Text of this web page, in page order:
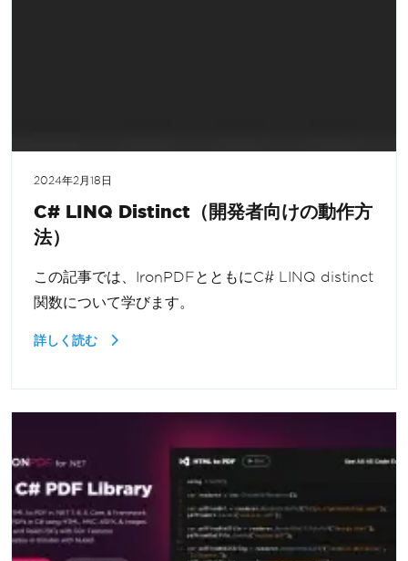
2024年2月18日
C# LINQ Distinct（開発者向けの動作方
法）
この記事では、IronPDFとともにC# LINQ distinct
関数について学びます。
詳しく読む